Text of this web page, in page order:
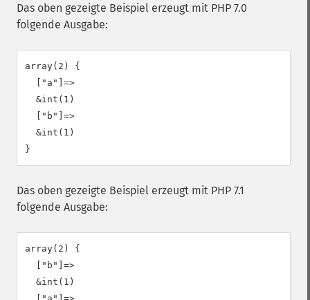
Das oben gezeigte Beispiel erzeugt mit PHP 7.0
folgende Ausgabe:
array(2) {
  ["a"]=>
  &int(1)
  ["b"]=>
  &int(1)
Das oben gezeigte Beispiel erzeugt mit PHP 7.1
folgende Ausgabe:
array(2) {
  ["b"]=>
  &int(1)